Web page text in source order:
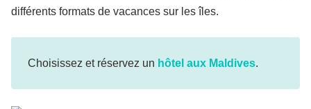
différents formats de vacances sur les îles.
Choisissez et réservez un hôtel aux Maldives.